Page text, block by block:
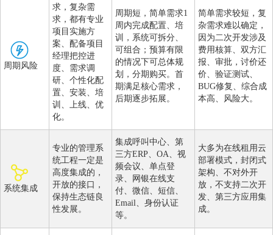
周期风险
求，复杂需
求，都有专业
项目实施方
案、配备项目
经理把控进
度、需求调
研、个性化配
置、安装、培
训、上线、优
化。
周期短，简单需求1
周内完成配置、培
训，系统可拆分、
可组合；预算有限
的情况下可总体规
划，分期购买。首
期满足核心需求，
后期逐步拓展。
简单需求较短，复
杂需求难以确定，
因为二次开发涉及
费用核算、双方汇
报、审批，讨价还
价、验证测试、
BUG修复、综合成
本高、风险大。
系统集成
专业的管理系
统工程一定是
高度集成的，
开放的接口，
保持生态链良
性发展。
集成呼叫中心、第
三方ERP、OA、视
频会议、单点登
录、网银在线支
付、微信、短信、
Email、身份认证
等。
大多为在线租用云
部署模式，封闭式
架构、不对外开
放，不支持二次开
发、第三方应用集
成。